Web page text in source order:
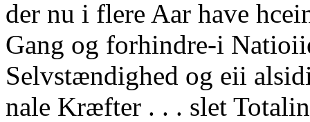
der nu i flere Aar have
Gang og forhindre-i
Selvstændighed og eii
nale Kræfter . . . slet